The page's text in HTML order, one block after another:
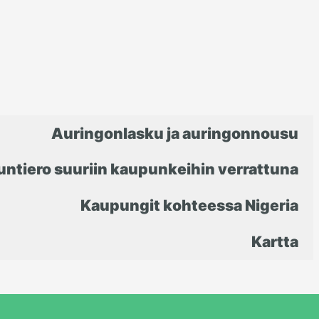
Auringonlasku ja auringonnousu
suuriin kaupunkeihin verrattuna
Kaupungit kohteessa Nigeria
Kartta